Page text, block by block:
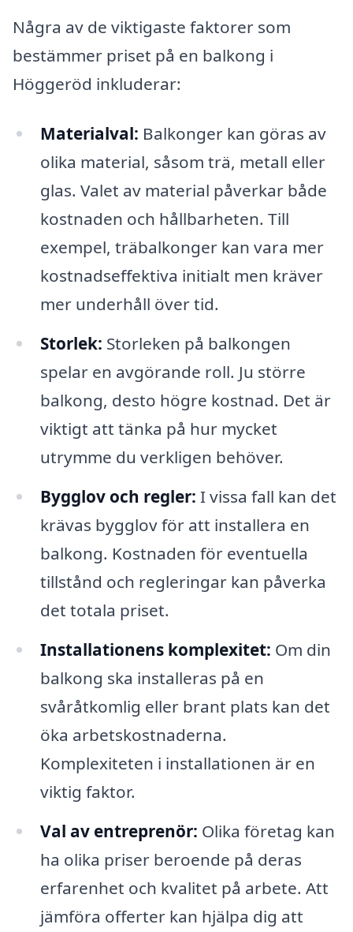
Några av de viktigaste faktorer som
bestämmer priset på en balkong i
Höggeröd inkluderar:
Materialval: Balkonger kan göras av
olika material, såsom trä, metall eller
glas. Valet av material påverkar både
kostnaden och hållbarheten. Till
exempel, träbalkonger kan vara mer
kostnadseffektiva initialt men kräver
mer underhåll över tid.
Storlek: Storleken på balkongen
spelar en avgörande roll. Ju större
balkong, desto högre kostnad. Det är
viktigt att tänka på hur mycket
utrymme du verkligen behöver.
Bygglov och regler: I vissa fall kan det
krävas bygglov för att installera en
balkong. Kostnaden för eventuella
tillstånd och regleringar kan påverka
det totala priset.
Installationens komplexitet: Om din
balkong ska installeras på en
svåråtkomlig eller brant plats kan det
öka arbetskostnaderna.
Komplexiteten i installationen är en
viktig faktor.
Val av entreprenör: Olika företag kan
ha olika priser beroende på deras
erfarenhet och kvalitet på arbete. Att
jämföra offerter kan hjälpa dig att